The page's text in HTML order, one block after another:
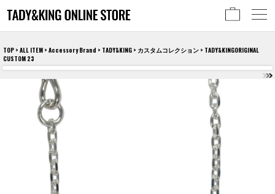
TOP > ALL ITEM > Accessory Brand > TADY&KING > カスタムコレクション > TADY&KINGORIGINAL
CUSTOM 23